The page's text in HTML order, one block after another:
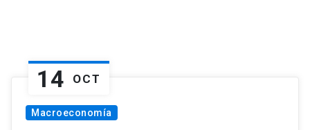
14 OCT
Macroeconomía